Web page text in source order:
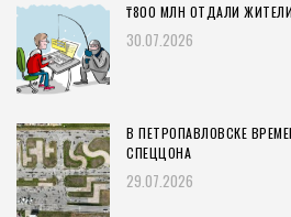
₸800 МЛН ОТДАЛИ
30.07.2026
В ПЕТРОПАВЛОВСКЕ
СПЕЦЦОНА
29.07.2026